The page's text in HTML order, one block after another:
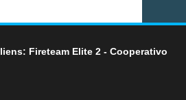
Fireteam Elite 2 - Cooperativo